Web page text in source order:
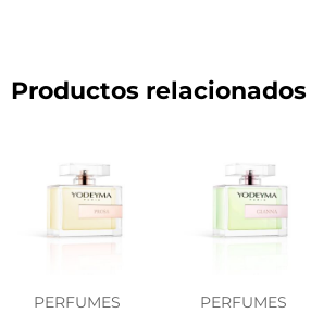
Productos relacionados
PERFUMES PERFUMES